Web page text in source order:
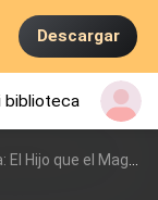
Descargar
biblioteca
el Magnate Compró